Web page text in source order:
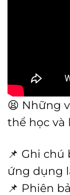
😫 Những
thể học và
📌 Ghi
ứng dụng
📌 Phiên